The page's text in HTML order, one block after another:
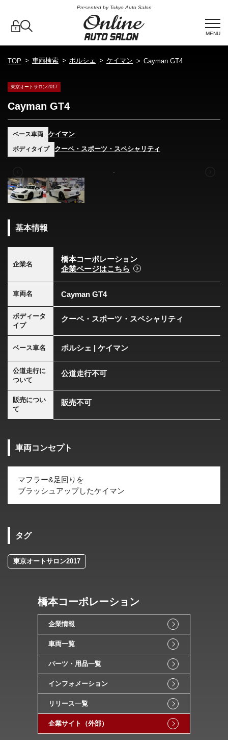
Presented by Tokyo Auto Salon
MENU
TOP 車両検索 ポルシェ ケイマン Cayman GT4
東京オートサロン2017
Cayman GT4
ベース車両 ケイマン
ボディタイプ クーペ・スポーツ・スペシャリティ
基本情報
企業名
橋本コーポレーション
企業ページはこちら
車両名 Cayman GT4
ボディータ
イプ
クーペ・スポーツ・スペシャリティ
ベース車名 ポルシェ | ケイマン
公道走行に
ついて
公道走行不可
販売につい
て
販売不可
車両コンセプト
マフラー&足回りを
ブラッシュアップしたケイマン
タグ
東京オートサロン2017
橋本コーポレーション
企業情報
車両一覧
パーツ・用品一覧
インフォメーション
リリース一覧
企業サイト（外部）